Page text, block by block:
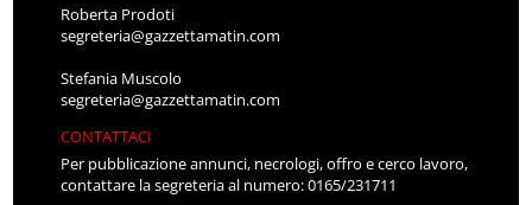
Roberta Prodoti
segreteria@gazzettamatin.com
Stefania Muscolo
segreteria@gazzettamatin.com
CONTATTACI
Per pubblicazione annunci, necrologi, offro e cerco lavoro,
contattare la segreteria al numero: 0165/231711